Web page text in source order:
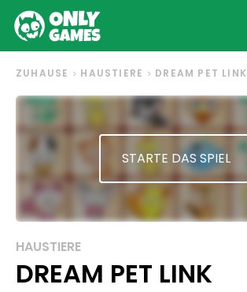
ZUHAUSE HAUSTIERE DREAM PET LINK
STARTE DAS SPIEL
HAUSTIERE
DREAM PET LINK